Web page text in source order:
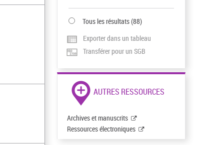
Tous les résultats(88)
Exporter dans un tableau
Transférer pour un SGB
AUTRES RESSOURCES
Archives et manuscrits
Ressources électroniques